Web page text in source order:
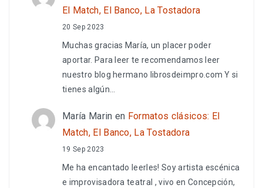
El Match, El Banco, La Tostadora
20 Sep 2023
Muchas gracias María, un placer poder
aportar. Para leer te recomendamos leer
nuestro blog hermano librosdeimpro.com Y si
tienes algún…
María Marin en Formatos clásicos: El
Match, El Banco, La Tostadora
19 Sep 2023
Me ha encantado leerles! Soy artista escénica
e improvisadora teatral , vivo en Concepción,